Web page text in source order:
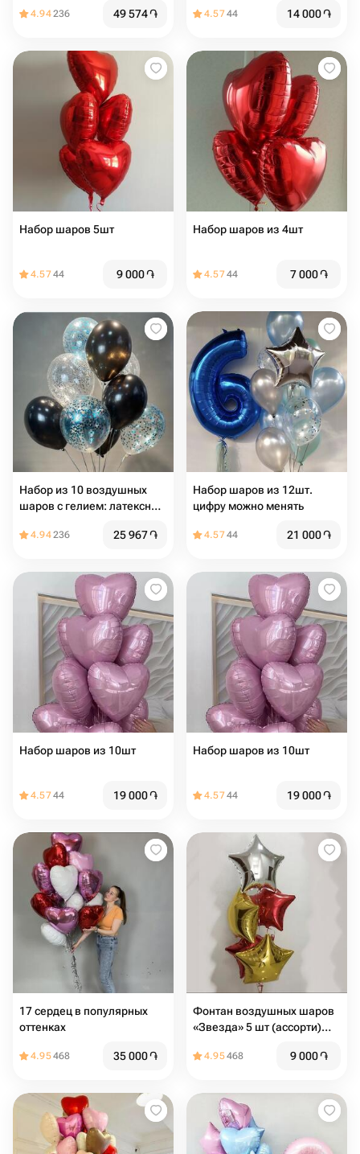
4.94236 49 574֏ 4.5744 14 000֏
Набор шаров 5шт
4.5744 9 000֏
Набор шаров из 4шт
4.5744 7 000֏
Набор из 10 воздушных
шаров с гелием: латексные
4.94236 25 967֏
Набор шаров из 12шт.
цифру можно менять
4.5744 21 000֏
Набор шаров из 10шт
4.5744 19 000֏
Набор шаров из 10шт
4.5744 19 000֏
17 сердец в популярных
оттенках
4.95468 35 000֏
Фонтан воздушных шаров
«Звезда» 5 шт (ассорти)
4.95468 9 000֏